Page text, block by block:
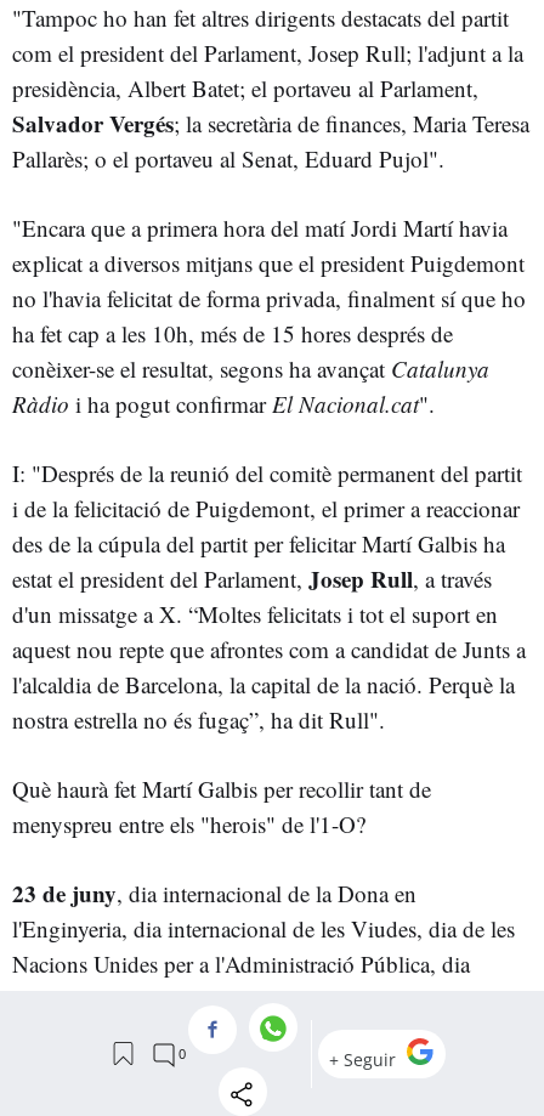
"Tampoc ho han fet altres dirigents destacats del partit
com el president del Parlament, Josep Rull; l'adjunt a la
presidència, Albert Batet; el portaveu al Parlament,
Salvador Vergés; la secretària de finances, Maria Teresa
Pallarès; o el portaveu al Senat, Eduard Pujol".
"Encara que a primera hora del matí Jordi Martí havia
explicat a diversos mitjans que el president Puigdemont
no l'havia felicitat de forma privada, finalment sí que ho
ha fet cap a les 10h, més de 15 hores després de
conèixer-se el resultat, segons ha avançat Catalunya
Ràdio i ha pogut confirmar El Nacional.cat".
I: "Després de la reunió del comitè permanent del partit
i de la felicitació de Puigdemont, el primer a reaccionar
des de la cúpula del partit per felicitar Martí Galbis ha
estat el president del Parlament, Josep Rull, a través
d'un missatge a X. “Moltes felicitats i tot el suport en
aquest nou repte que afrontes com a candidat de Junts a
l'alcaldia de Barcelona, la capital de la nació. Perquè la
nostra estrella no és fugaç”, ha dit Rull".
Què haurà fet Martí Galbis per recollir tant de
menyspreu entre els "herois" de l'1-O?
23 de juny, dia internacional de la Dona en
l'Enginyeria, dia internacional de les Viudes, dia de les
Nacions Unides per a l'Administració Pública, dia
Josep Cafasso, Agripina de Roma, Zenes de